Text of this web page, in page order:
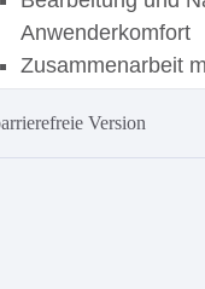
Version